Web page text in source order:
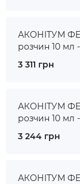
АКОНІТУМ
розчин 10 мл
3 311 грн
АКОНІТУМ
розчин 10 мл
3 244 грн
АКОНІТУМ